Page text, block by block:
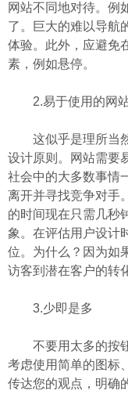
网站不同地对待。例
了。巨大的难以导航
体验。此外，应避免
素，例如悬停。
2.易于使用的网站
这似乎是理所当然
设计原则。网站需要
社会中的大多数事情
离开并寻找竞争对手
的时间现在只需几秒
象。在评估用户设计
位。为什么？因为如
访客到潜在客户的转
3.少即是多
不要用太多的按钮
考虑使用简单的图标
传达您的观点，明确